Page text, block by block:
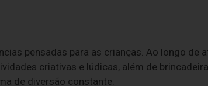
pensadas para as crianças. Ao longo de
criativas e lúdicas, além de
de diversão constante.